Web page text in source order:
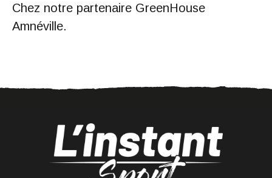
Chez notre partenaire GreenHouse
Amnéville.